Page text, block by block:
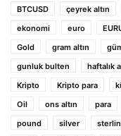
BTCUSD çeyrek altın
ekonomi
euro
Gold
gram altın
gunluk bulten
haftalık
Kripto
Kripto para
Oil
ons altın para
pound
silver sterlin